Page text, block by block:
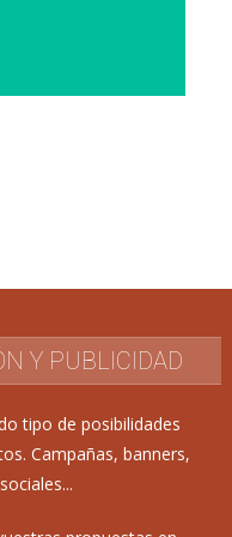
Y PUBLICIDAD
tipo de posibilidades
Campañas, banners,